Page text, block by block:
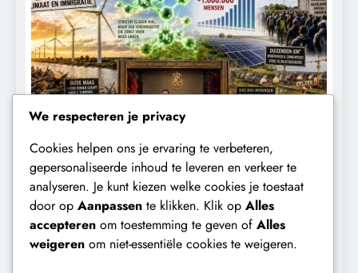
KALENDER 2030 KLIMAATBEDROG
Waarom worden de mensen van wie de
toekomst op het spel staat,
buitengesloten?
We respecteren je privacy
Cookies helpen ons je ervaring te verbeteren,
gepersonaliseerde inhoud te leveren en verkeer te
analyseren. Je kunt kiezen welke cookies je toestaat
door op Aanpassen te klikken. Klik op Alles
accepteren om toestemming te geven of Alles
weigeren om niet-essentiële cookies te weigeren.